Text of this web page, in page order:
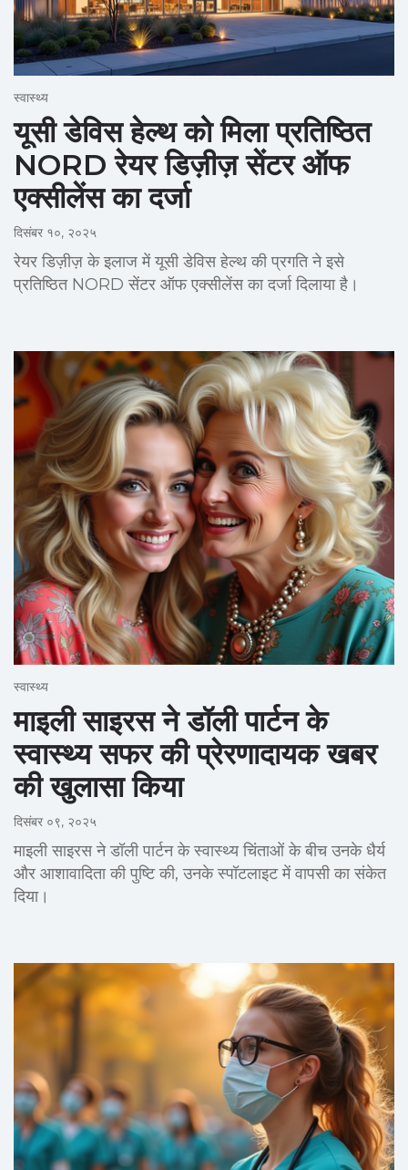
स्वास्थ्य
यूसी डेविस हेल्थ को मिला प्रतिष्ठित
NORD रेयर डिज़ीज़ सेंटर ऑफ
एक्सीलेंस का दर्जा
दिसंबर १०, २०२५
रेयर डिज़ीज़ के इलाज में यूसी डेविस हेल्थ की प्रगति ने इसे
प्रतिष्ठित NORD सेंटर ऑफ एक्सीलेंस का दर्जा दिलाया है।
स्वास्थ्य
माइली साइरस ने डॉली पार्टन के
स्वास्थ्य सफर की प्रेरणादायक खबर
की खुलासा किया
दिसंबर ०९, २०२५
माइली साइरस ने डॉली पार्टन के स्वास्थ्य चिंताओं के बीच उनके धैर्य
और आशावादिता की पुष्टि की, उनके स्पॉटलाइट में वापसी का संकेत
दिया।